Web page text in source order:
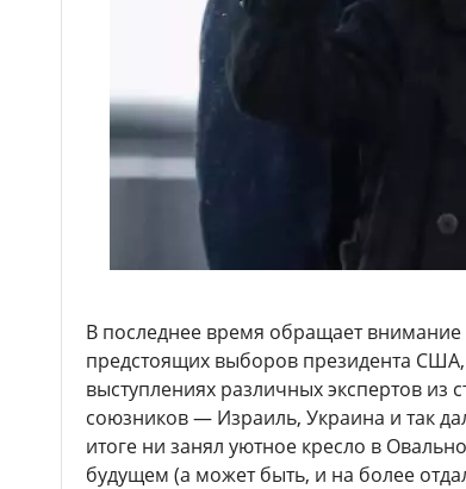
В последнее время обращает внимание
предстоящих выборов президента
выступлениях различных экспертов из
союзников — Израиль, Украина и так
итоге ни занял уютное кресло в
будущем (а может быть, и на более